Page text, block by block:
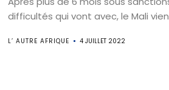
difficultés qui vont avec, le Mali
L’ AUTRE AFRIQUE 4 JUILLET 2022